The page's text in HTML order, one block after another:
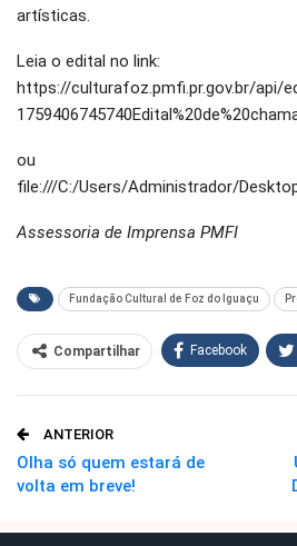
artísticas.
Leia o edital no link:
https://culturafoz.pmfi.pr.gov.br/api/
ou
file:///C:/Users/Administrador/
Assessoria de Imprensa PMFI
Fundação Cultural de Foz do Iguaçu
Compartilhar Facebook
O email
ANTERIOR
Olha só quem estará de
volta em breve!